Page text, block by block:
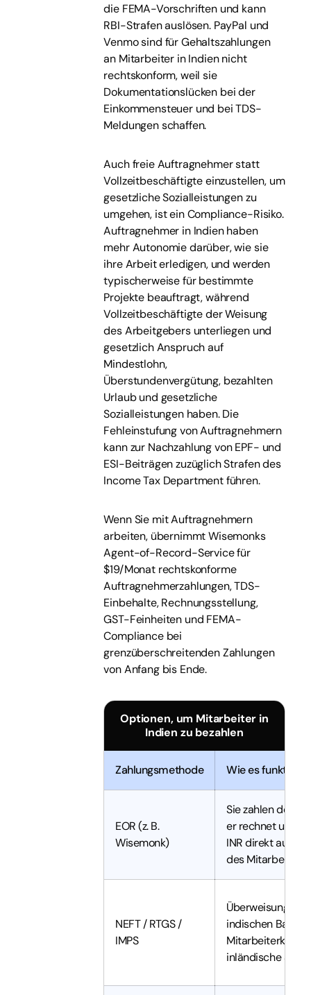
die FEMA-Vorschriften und kann
RBI-Strafen auslösen. PayPal und
Venmo sind für Gehaltszahlungen
an Mitarbeiter in Indien nicht
rechtskonform, weil sie
Dokumentationslücken bei der
Einkommensteuer und bei TDS-
Meldungen schaffen.
Auch freie Auftragnehmer statt
Vollzeitbeschäftigte einzustellen, um
gesetzliche Sozialleistungen zu
umgehen, ist ein Compliance-Risiko.
Auftragnehmer in Indien haben
mehr Autonomie darüber, wie sie
ihre Arbeit erledigen, und werden
typischerweise für bestimmte
Projekte beauftragt, während
Vollzeitbeschäftigte der Weisung
des Arbeitgebers unterliegen und
gesetzlich Anspruch auf
Mindestlohn,
Überstundenvergütung, bezahlten
Urlaub und gesetzliche
Sozialleistungen haben. Die
Fehleinstufung von Auftragnehmern
kann zur Nachzahlung von EPF- und
ESI-Beiträgen zuzüglich Strafen des
Income Tax Department führen.
Wenn Sie mit Auftragnehmern
arbeiten, übernimmt Wisemonks
Agent-of-Record-Service für
$19/Monat rechtskonforme
Auftragnehmerzahlungen, TDS-
Einbehalte, Rechnungsstellung,
GST-Feinheiten und FEMA-
Compliance bei
grenzüberschreitenden Zahlungen
von Anfang bis Ende.
Optionen, um Mitarbeiter in
Indien zu bezahlen
Zahlungsmethode Wie es
EOR (z. B.
Wisemonk)
Sie zahlen den
er rechnet um
INR direkt auf
des Mitarbeiters
NEFT / RTGS /
IMPS
Überweisungen
indischen
inländische